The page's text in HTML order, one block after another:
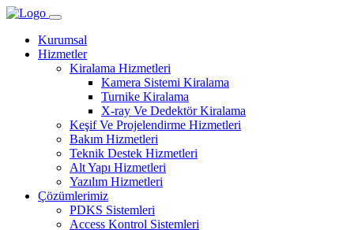
Kurumsal
Hizmetler
Kiralama Hizmetleri
Kamera Sistemi Kiralama
Turnike Kiralama
X-ray Ve Dedektör Kiralama
Keşif Ve Projelendirme Hizmetleri
Bakım Hizmetleri
Teknik Destek Hizmetleri
Alt Yapı Hizmetleri
Yazılım Hizmetleri
Çözümlerimiz
PDKS Sistemleri
Access Kontrol Sistemleri